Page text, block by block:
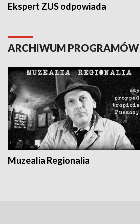
Ekspert ZUS odpowiada
ARCHIWUM PROGRAMÓW
Muzealia Regionalia